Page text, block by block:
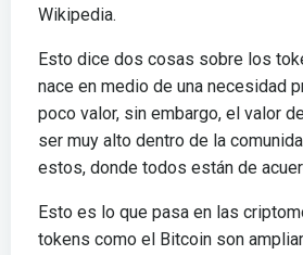
Wikipedia.
Esto dice dos cosas sobre los
nace en medio de una necesidad
poco valor, sin embargo, el valor
ser muy alto dentro de la
estos, donde todos están de
Esto es lo que pasa en las
tokens como el Bitcoin son